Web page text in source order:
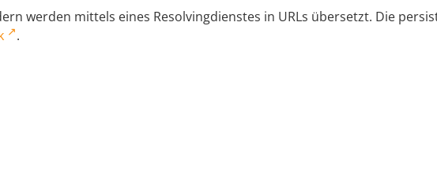
werden mittels eines Resolvingdienstes in URLs übersetzt. Die
.